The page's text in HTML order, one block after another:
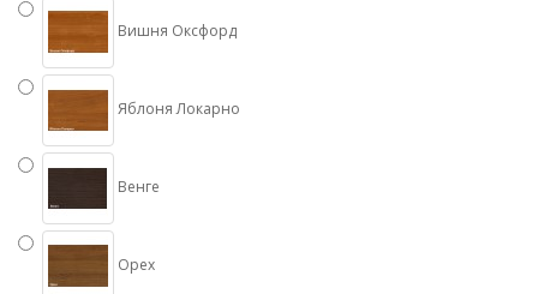
Вишня Оксфорд
Яблоня Локарно
Венге
Орех